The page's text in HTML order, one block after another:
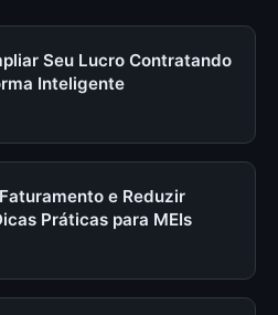
Seu Lucro Contratando
Inteligente
e Reduzir
Práticas para MEIs